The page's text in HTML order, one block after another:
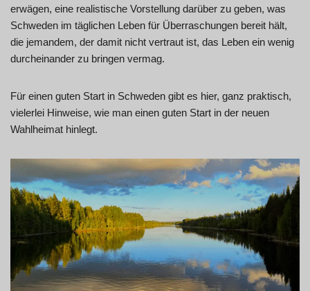
erwägen, eine realistische Vorstellung darüber zu geben, was
Schweden im täglichen Leben für Überraschungen bereit hält,
die jemandem, der damit nicht vertraut ist, das Leben ein wenig
durcheinander zu bringen vermag.
Für einen guten Start in Schweden gibt es hier, ganz praktisch,
vielerlei Hinweise, wie man einen guten Start in der neuen
Wahlheimat hinlegt.